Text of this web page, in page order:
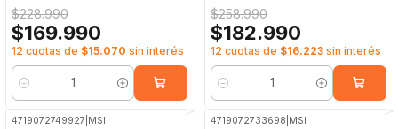
$228.990
$169.990
12 cuotas de $15.070 sin interés
Cantidad
$258.990
$182.990
12 cuotas de $16.223 sin interés
Cantidad
4719072749927 MSI 4719072733698 MSI